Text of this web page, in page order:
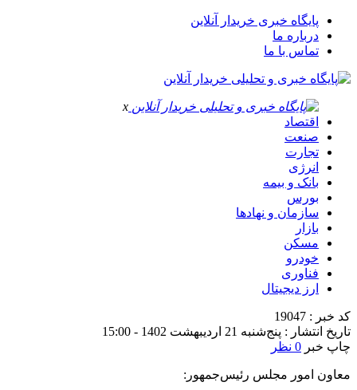
پایگاه خبری خریدار آنلاین
درباره ما
تماس با ما
x
اقتصاد
صنعت
تجارت
انرژی
بانک و بیمه
بورس
سازمان و نهادها
بازار
مسکن
خودرو
فناوری
ارز دیجیتال
کد خبر : 19047
تاریخ انتشار : پنج‌شنبه 21 اردیبهشت 1402 - 15:00
چاپ خبر 0 نظر
معاون امور مجلس رئیس‌جمهور: